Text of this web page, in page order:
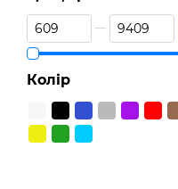
Arena
Kappa
Columbia
Stone Island
Від Ціна, грн
До Ціна, грн
Колір